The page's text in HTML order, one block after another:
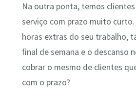
Na outra ponta, temos
serviço com prazo muito
horas extras do seu trabalho,
final de semana e o descanso
cobrar o mesmo de clientes
com o prazo?